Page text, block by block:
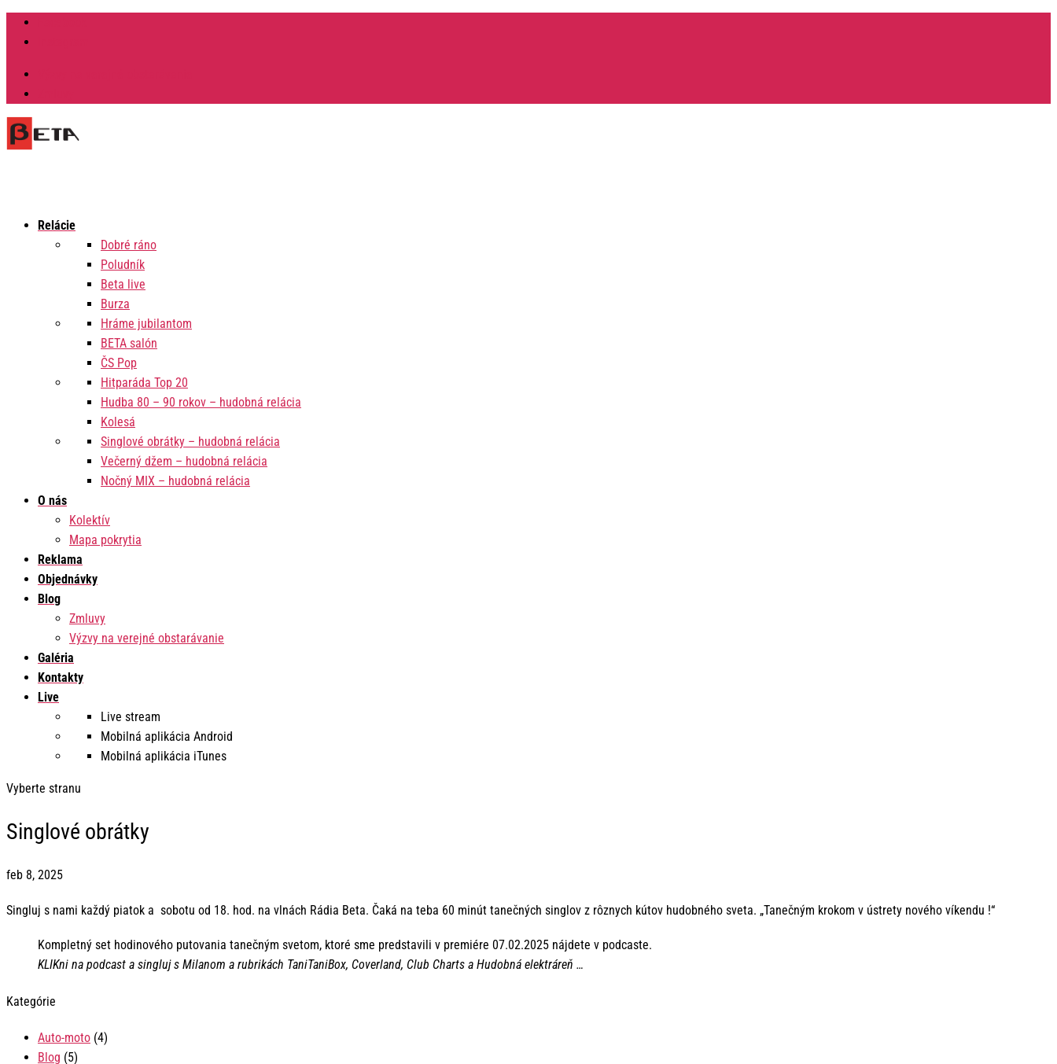
Relácie
Dobré ráno
Poludník
Beta live
Burza
Hráme jubilantom
BETA salón
ČS Pop
Hitparáda Top 20
Hudba 80 – 90 rokov – hudobná relácia
Kolesá
Singlové obrátky – hudobná relácia
Večerný džem – hudobná relácia
Nočný MIX – hudobná relácia
O nás
Kolektív
Mapa pokrytia
Reklama
Objednávky
Blog
Zmluvy
Výzvy na verejné obstarávanie
Galéria
Kontakty
Live
Live stream
Mobilná aplikácia Android
Mobilná aplikácia iTunes
Vyberte stranu
Singlové obrátky
feb 8, 2025
Singluj s nami každý piatok a sobotu od 18. hod. na vlnách Rádia Beta. Čaká na teba 60 minút tanečných singlov z rôznych kútov hudobného sveta. „Tanečným krokom v ústrety nového víkendu !“
Kompletný set hodinového putovania tanečným svetom, ktoré sme predstavili v premiére 07.02.2025 nájdete v podcaste.
KLIKni na podcast a singluj s Milanom a rubrikách TaniTaniBox, Coverland, Club Charts a Hudobná elektráreň …
Kategórie
Auto-moto (4)
Blog (5)